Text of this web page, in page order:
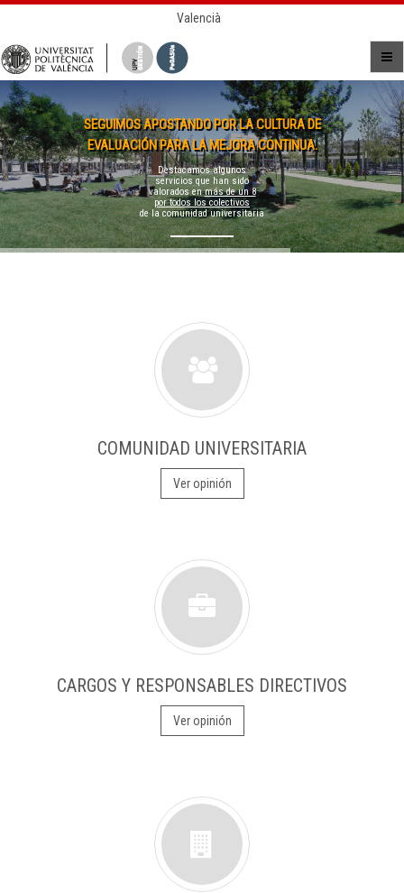
Valencià
SEGUIMOS APOSTANDO POR LA CULTURA DE
EVALUACIÓN PARA LA MEJORA CONTINUA.
Destacamos algunos
servicios que han sido
valorados enmás de un 8
por todos los colectivos
de la comunidad universitaria
COMUNIDAD UNIVERSITARIA
Ver opinión
CARGOS Y RESPONSABLES DIRECTIVOS
Ver opinión